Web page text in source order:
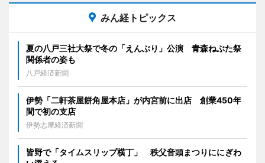
みん経トピックス
夏の八戸三社大祭で冬の「えんぶり」公演 青森ねぶた祭
関係者の姿も
八戸経済新聞
伊勢「二軒茶屋餅角屋本店」が内宮前に出店 創業450年
間で初の支店
伊勢志摩経済新聞
皆野で「タイムスリップ横丁」 秩父音頭まつりににぎわ